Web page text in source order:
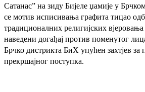
Сатанас” на зиду Бијеле џамије у
се мотив исписивања графита тицао
традиционалних религијских вјеровања
наведени догађај против поменутог
Брчко дистрикта БиХ упућен захтјев за
прекршајног поступка.